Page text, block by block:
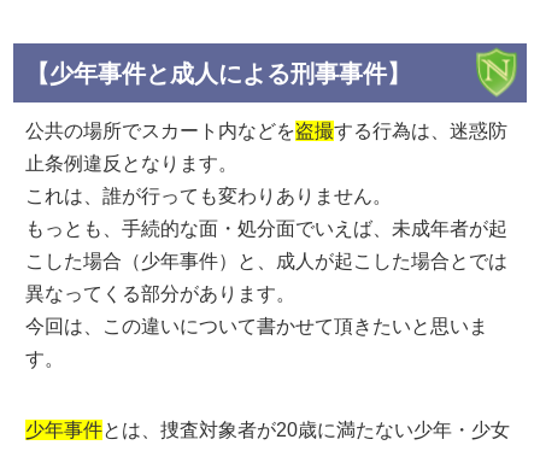
【少年事件と成人による刑事事件】
公共の場所でスカート内などを盗撮する行為は、迷惑防
止条例違反となります。
これは、誰が行っても変わりありません。
もっとも、手続的な面・処分面でいえば、未成年者が起
こした場合（少年事件）と、成人が起こした場合とでは
異なってくる部分があります。
今回は、この違いについて書かせて頂きたいと思いま
す。
少年事件とは、捜査対象者が20歳に満たない少年・少女